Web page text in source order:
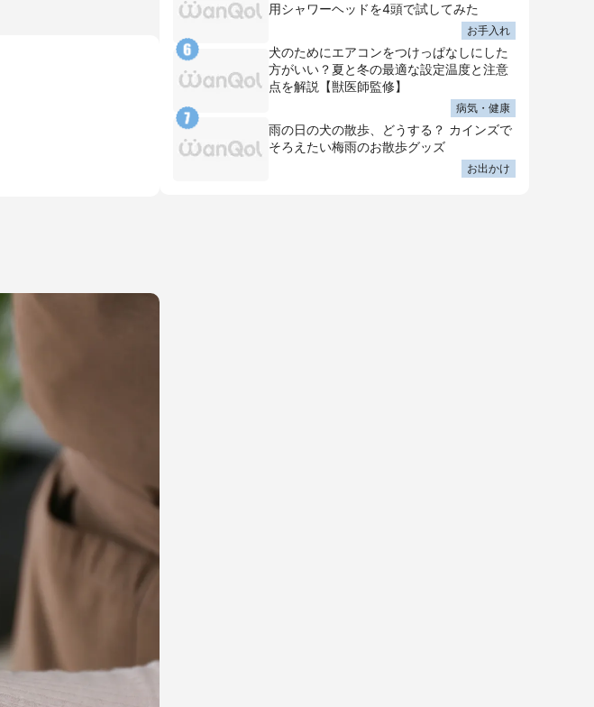
用シャワーヘッドを4頭で試してみた
お手入れ
犬のためにエアコンをつけっぱなしにした
方がいい？夏と冬の最適な設定温度と注意
点を解説【獣医師監修】
病気・健康
雨の日の犬の散歩、どうする？ カインズで
そろえたい梅雨のお散歩グッズ
お出かけ